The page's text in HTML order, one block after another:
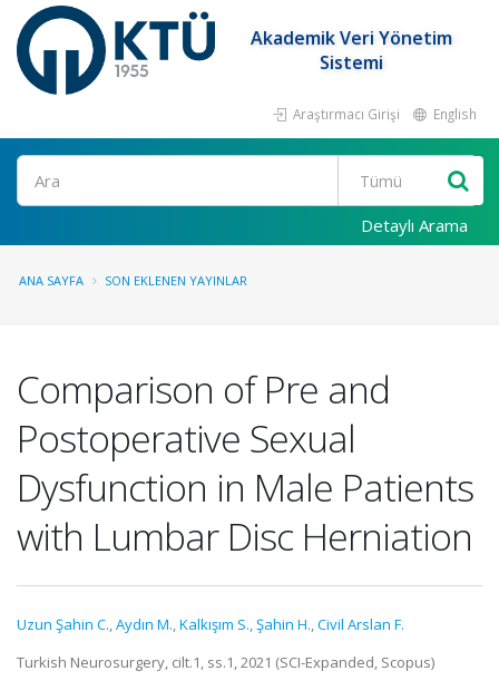
Akademik Veri Yönetim
Sistemi
Araştırmacı Girişi English
Ara
Detaylı Arama
ANA SAYFA SON EKLENEN YAYINLAR
Comparison of Pre and
Postoperative Sexual
Dysfunction in Male Patients
with Lumbar Disc Herniation
Uzun Şahin C.,Aydın M.,Kalkışım S.,Şahin H.,Civil Arslan F.
Turkish Neurosurgery, cilt.1, ss.1, 2021 (SCI-Expanded, Scopus)